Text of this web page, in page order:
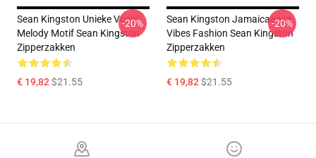
Sean Kingston Unieke Vocal
Melody Motif Sean Kingston
Zipperzakken
€ 19,82$21.55
-20%
Sean Kingston Jamaicaanse
Vibes Fashion Sean Kingston
Zipperzakken
€ 19,82$21.55
-20%